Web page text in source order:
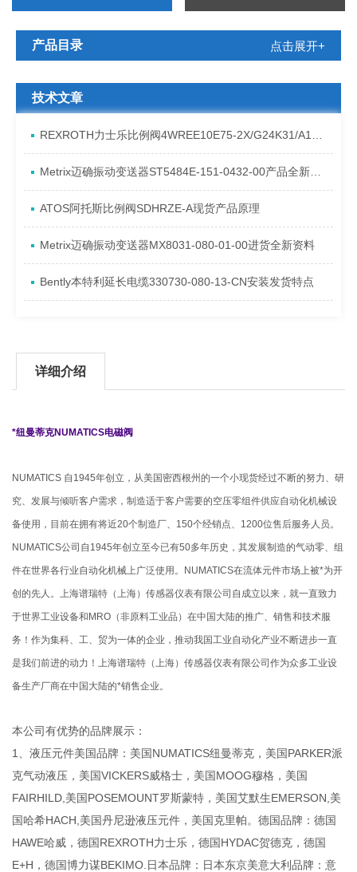
产品目录 点击展开+
技术文章
REXROTH力士乐比例阀4WREE10E75-2X/G24K31/A1V原厂发货资料
Metrix迈确振动变送器ST5484E-151-0432-00产品全新介绍
ATOS阿托斯比例阀SDHRZE-A现货产品原理
Metrix迈确振动变送器MX8031-080-01-00进货全新资料
Bently本特利延长电缆330730-080-13-CN安装发货特点
详细介绍
*纽曼蒂克NUMATICS电磁阀
NUMATICS 自1945年创立，从美国密西根州的一个小现货经过不断的努力、研
究、发展与倾听客户需求，制造适于客户需要的空压零组件供应自动化机械设
备使用，目前在拥有将近20个制造厂、150个经销点、1200位售后服务人员。
NUMATICS公司自1945年创立至今已有50多年历史，其发展制造的气动零、组
件在世界各行业自动化机械上广泛使用。NUMATICS在流体元件市场上被*为开
创的先人。上海谱瑞特（上海）传感器仪表有限公司自成立以来，就一直致力
于世界工业设备和MRO（非原料工业品）在中国大陆的推广、销售和技术服
务！作为集科、工、贸为一体的企业，推动我国工业自动化产业不断进步一直
是我们前进的动力！上海谱瑞特（上海）传感器仪表有限公司作为众多工业设
备生产厂商在中国大陆的*销售企业。
本公司有优势的品牌展示：
1、液压元件美国品牌：美国NUMATICS纽曼蒂克，美国PARKER派
克气动液压，美国VICKERS威格士，美国MOOG穆格，美国
FAIRHILD,美国POSEMOUNT罗斯蒙特，美国艾默生EMERSON,美
国哈希HACH,美国丹尼逊液压元件，美国克里帕。德国品牌：德国
HAWE哈威，德国REXROTH力士乐，德国HYDAC贺德克，德国
E+H，德国博力谋BEKIMO.日本品牌：日本东京美意大利品牌：意